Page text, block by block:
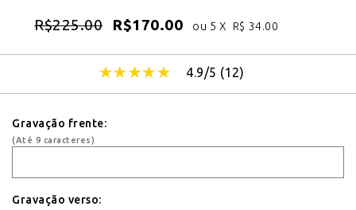
R$225.00 R$170.00 ou 5 X R$ 34.00
4.9/5 (12)
Gravação frente:
(Até 9 caracteres)
Gravação verso: